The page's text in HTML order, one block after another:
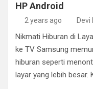
HP Android
2 years ago Devi
Nikmati Hiburan di
ke TV Samsung
hiburan seperti
layar yang lebih besar.